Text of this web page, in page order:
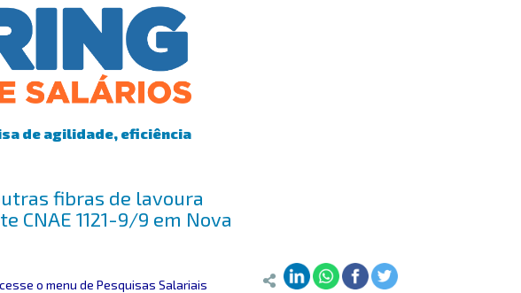
de agilidade, eficiência
fibras de lavoura
1121-9/9 em Nova
o menu de Pesquisas Salariais